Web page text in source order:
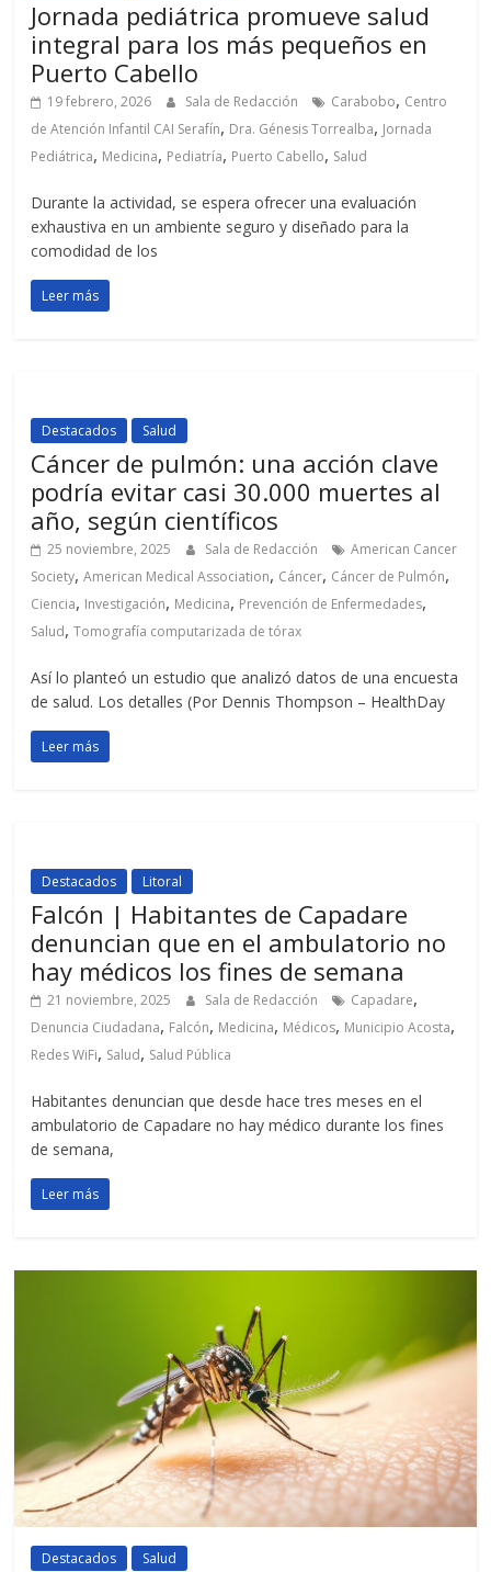
Jornada pediátrica promueve salud
integral para los más pequeños en
Puerto Cabello
19 febrero, 2026 Sala de Redacción Carabobo, Centro
de Atención Infantil CAI Serafín, Dra. Génesis Torrealba, Jornada
Pediátrica, Medicina, Pediatría, Puerto Cabello, Salud
Durante la actividad, se espera ofrecer una evaluación
exhaustiva en un ambiente seguro y diseñado para la
comodidad de los
Leer más
Destacados Salud
Cáncer de pulmón: una acción clave
podría evitar casi 30.000 muertes al
año, según científicos
25 noviembre, 2025 Sala de Redacción
American Cancer
Society,American Medical Association, Cáncer, Cáncer de Pulmón,
Ciencia, Investigación, Medicina, Prevención de Enfermedades,
Salud,Tomografía computarizada de tórax
Así lo planteó un estudio que analizó datos de una encuesta
de salud. Los detalles (Por Dennis Thompson – HealthDay
Leer más
Destacados Litoral
Falcón | Habitantes de Capadare
denuncian que en el ambulatorio no
hay médicos los fines de semana
21 noviembre, 2025 Sala de Redacción Capadare,
Denuncia Ciudadana, Falcón, Medicina, Médicos, Municipio Acosta,
Redes WiFi, Salud, Salud Pública
Habitantes denuncian que desde hace tres meses en el
ambulatorio de Capadare no hay médico durante los fines
de semana,
Leer más
Destacados Salud